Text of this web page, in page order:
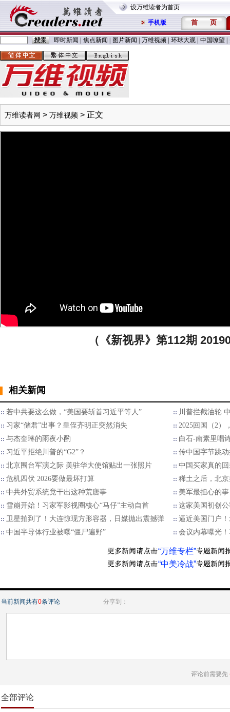
设万维读者为首页
手机版 首 页
即时新闻 焦点新闻 图片新闻 万维视频 环球大观 中国嘹望
万维读者网 > 万维视频 > 正文
（《新视界》第112期
相关新闻
若中共要这么做，“美国要斩首习近平等人”
川普拦截油轮
习家“储君”出事？皇侄齐明正突然消失
2025回国（2）
与杰奎琳的雨夜小酌
白石-南素里唱
习近平拒绝川普的“G2”？
传中国字节跳
北京围台军演之际 美驻华大使馆贴出一张照片
中国买家真的
危机四伏 2026要做最坏打算
稀土之后，北
中共外贸系统竟干出这种荒唐事
美军最担心的
雪崩开始！习家军影视圈核心“马仔”主动自首
这家美国初创
卫星拍到了！大连惊现方形容器，日媒抛出震撼弹
逼近美国门户
中国半导体行业被曝“僵尸遍野”
会议内幕曝光
“万维专栏”
“中美冷战”
当前新闻共有0条评论 分享到：
评论前需要先
全部评论